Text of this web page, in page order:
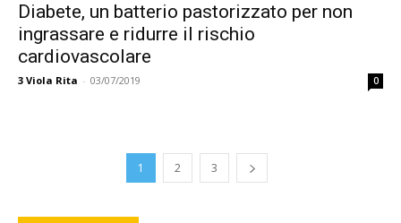
Diabete, un batterio pastorizzato per non
ingrassare e ridurre il rischio
cardiovascolare
3 Viola Rita - 03/07/2019 0
1 2 3